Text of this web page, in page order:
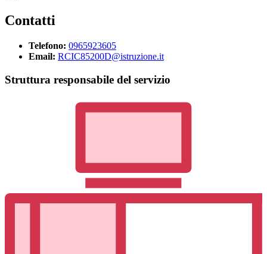
Contatti
Telefono: 0965923605
Email: RCIC85200D@istruzione.it
Struttura responsabile del servizio